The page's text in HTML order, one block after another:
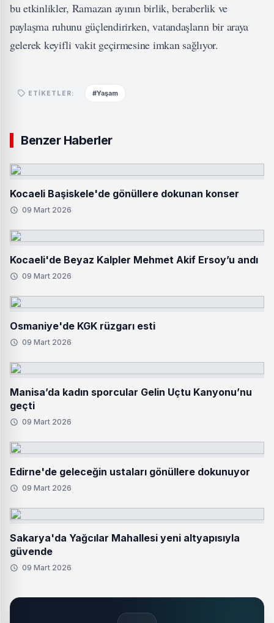
bu etkinlikler, Ramazan ayının birlik, beraberlik ve
paylaşma ruhunu güçlendirirken, vatandaşların bir araya
gelerek keyifli vakit geçirmesine imkan sağlıyor.
ETIKETLER: #Yaşam
Benzer Haberler
Kocaeli Başiskele'de gönüllere dokunan konser
09 Mart 2026
Kocaeli'de Beyaz Kalpler Mehmet Akif Ersoy’u andı
09 Mart 2026
Osmaniye'de KGK rüzgarı esti
09 Mart 2026
Manisa’da kadın sporcular Gelin Uçtu Kanyonu’nu
geçti
09 Mart 2026
Edirne'de geleceğin ustaları gönüllere dokunuyor
09 Mart 2026
Sakarya'da Yağcılar Mahallesi yeni altyapısıyla
güvende
09 Mart 2026